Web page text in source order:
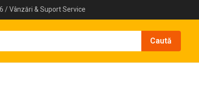
/ Vânzări & Suport Service